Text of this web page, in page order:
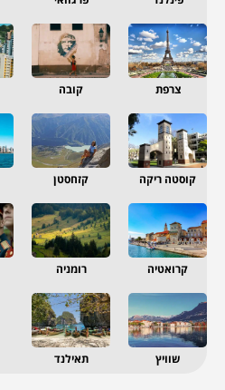
צרפת קובה
קוסטה ריקה קזחסטן
קרואטיה רומניה
שוויץ תאילנד